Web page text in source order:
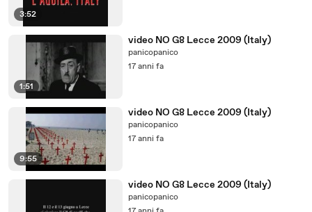
3:52
1:51
video NO G8 Lecce 2009 (Italy)
panicopanico
17 anni fa
9:55
video NO G8 Lecce 2009 (Italy)
panicopanico
17 anni fa
video NO G8 Lecce 2009 (Italy)
panicopanico